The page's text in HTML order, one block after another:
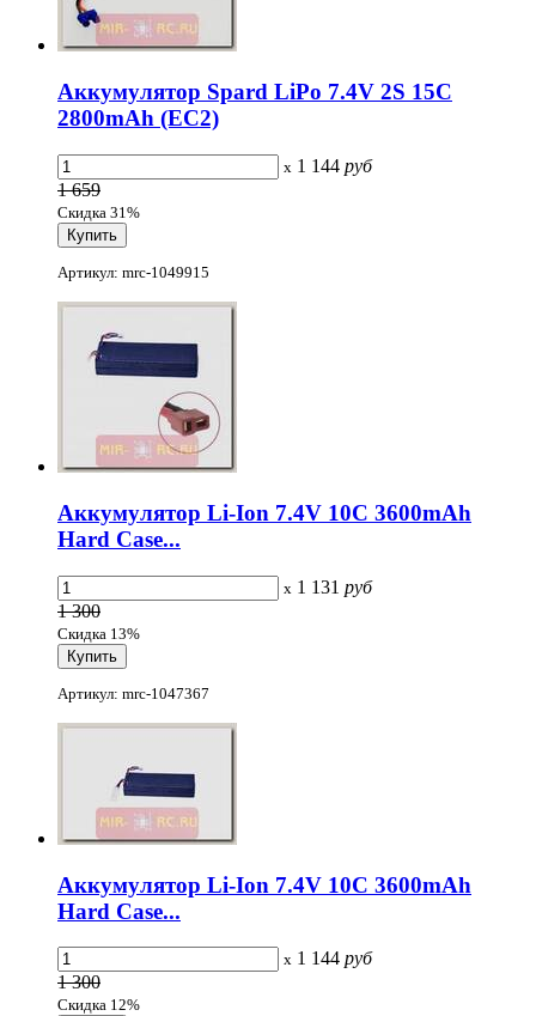
Аккумулятор Spard LiPo 7.4V 2S 15C
2800mAh (EC2)
x 1 144 руб
1 659
Скидка 31%
Артикул: mrc-1049915
Аккумулятор Li-Ion 7.4V 10C 3600mAh
Hard Case...
x 1 131 руб
1 300
Скидка 13%
Артикул: mrc-1047367
Аккумулятор Li-Ion 7.4V 10C 3600mAh
Hard Case...
x 1 144 руб
1 300
Скидка 12%